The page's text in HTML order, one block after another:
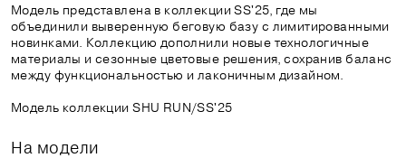
Модель представлена в коллекции SS'25, где мы
объединили выверенную беговую базу с лимитированными
новинками. Коллекцию дополнили новые технологичные
материалы и сезонные цветовые решения, сохранив баланс
между функциональностью и лаконичным дизайном.
Модель коллекции SHU RUN/SS'25
На модели